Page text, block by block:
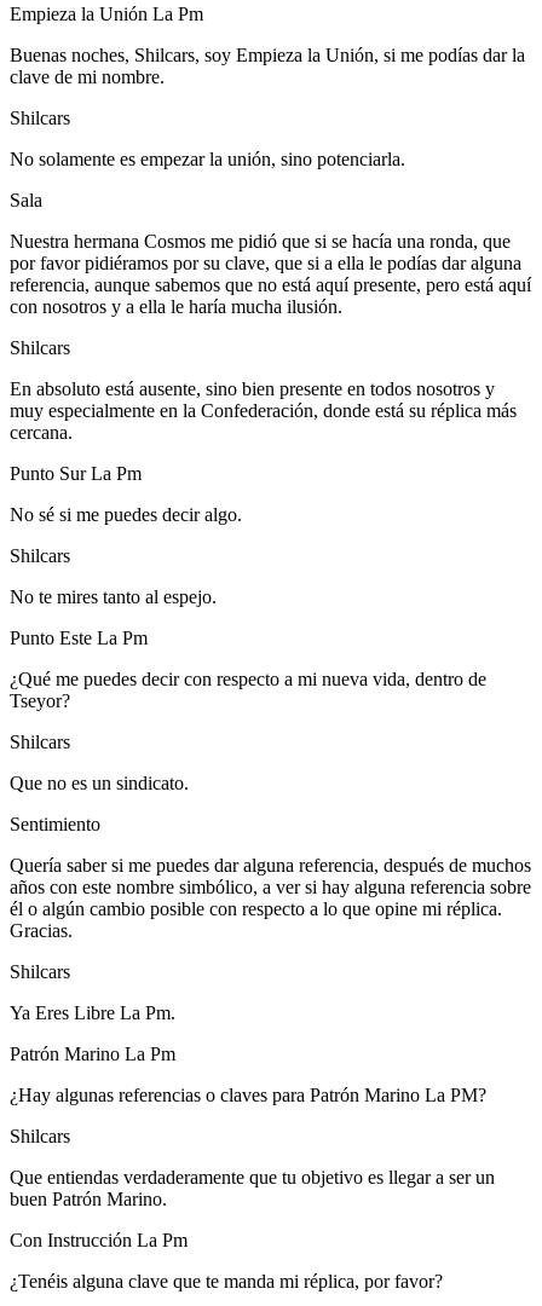
Empieza la Unión La Pm
Buenas noches, Shilcars, soy Empieza la Unión, si me podías dar la
clave de mi nombre.
Shilcars
No solamente es empezar la unión, sino potenciarla.
Sala
Nuestra hermana Cosmos me pidió que si se hacía una ronda, que
por favor pidiéramos por su clave, que si a ella le podías dar alguna
referencia, aunque sabemos que no está aquí presente, pero está aquí
con nosotros y a ella le haría mucha ilusión.
Shilcars
En absoluto está ausente, sino bien presente en todos nosotros y
muy especialmente en la Confederación, donde está su réplica más
cercana.
Punto Sur La Pm
No sé si me puedes decir algo.
Shilcars
No te mires tanto al espejo.
Punto Este La Pm
¿Qué me puedes decir con respecto a mi nueva vida, dentro de
Tseyor?
Shilcars
Que no es un sindicato.
Sentimiento
Quería saber si me puedes dar alguna referencia, después de muchos
años con este nombre simbólico, a ver si hay alguna referencia sobre
él o algún cambio posible con respecto a lo que opine mi réplica.
Gracias.
Shilcars
Ya Eres Libre La Pm.
Patrón Marino La Pm
¿Hay algunas referencias o claves para Patrón Marino La PM?
Shilcars
Que entiendas verdaderamente que tu objetivo es llegar a ser un
buen Patrón Marino.
Con Instrucción La Pm
¿Tenéis alguna clave que te manda mi réplica, por favor?